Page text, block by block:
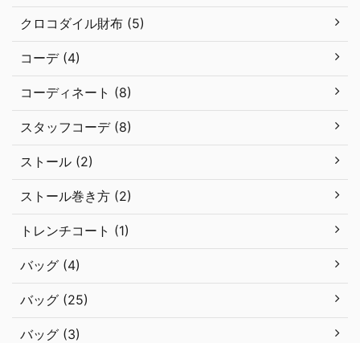
クロコダイル財布 (5)
コーデ (4)
コーディネート (8)
スタッフコーデ (8)
ストール (2)
ストール巻き方 (2)
トレンチコート (1)
バッグ (4)
バッグ (25)
バッグ (3)